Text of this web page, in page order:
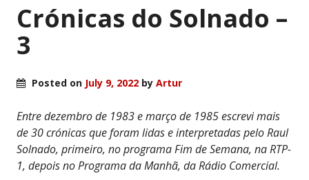
Crónicas do Solnado –
3
Posted on July 9, 2022 by Artur
Entre dezembro de 1983 e março de 1985 escrevi mais
de 30 crónicas que foram lidas e interpretadas pelo Raul
Solnado, primeiro, no programa Fim de Semana, na RTP-
1, depois no Programa da Manhã, da Rádio Comercial.